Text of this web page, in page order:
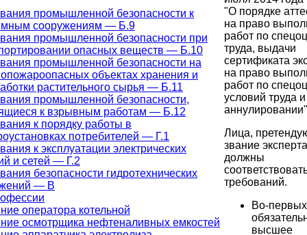
промышленной безопасности к
сооружениям — Б.9
промышленной безопасности при
опасных веществ — Б.10
промышленной безопасности на
объектах хранения и
растительного сырья — Б.11
промышленной безопасности,
к взрывным работам — Б.12
к порядку работы в
потребителей — Г.1
к эксплуатации электрических
и сетей — Г.2
безопасности гидротехнических
— В
оператора котельной
осмотрщика нефтеналивных емкостей
"О порядке
на право
работ по
труда, выдачи
сертификата
на право
работ по
условий труда и
Лица,
звание
должны
требований.
Во-
высшее